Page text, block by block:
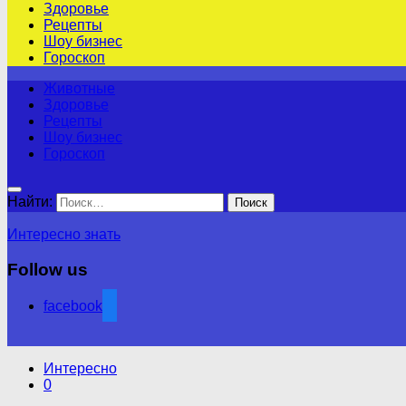
Здоровье
Рецепты
Шоу бизнес
Гороскоп
Животные
Здоровье
Рецепты
Шоу бизнес
Гороскоп
Найти:
Интересно знать
Follow us
facebook
Интересно
0